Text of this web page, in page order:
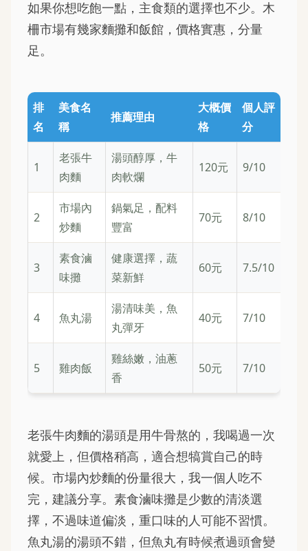
如果你想吃飽一點，主食類的選擇也不少。木
柵市場有幾家麵攤和飯館，價格實惠，分量
足。
排
名
美食名
稱
推薦理由
大概價
格
個人評
分
1
老張牛
肉麵
湯頭醇厚，牛
肉軟爛
120元 9/10
2
市場內
炒麵
鍋氣足，配料
豐富
70元 8/10
3
素食滷
味攤
健康選擇，蔬
菜新鮮
60元 7.5/10
4 魚丸湯
湯清味美，魚
丸彈牙
40元 7/10
5 雞肉飯
雞絲嫩，油蔥
香
50元 7/10
老張牛肉麵的湯頭是用牛骨熬的，我喝過一次
就愛上，但價格稍高，適合想犒賞自己的時
候。市場內炒麵的份量很大，我一個人吃不
完，建議分享。素食滷味攤是少數的清淡選
擇，不過味道偏淡，重口味的人可能不習慣。
魚丸湯的湯頭不錯，但魚丸有時候煮過頭會變